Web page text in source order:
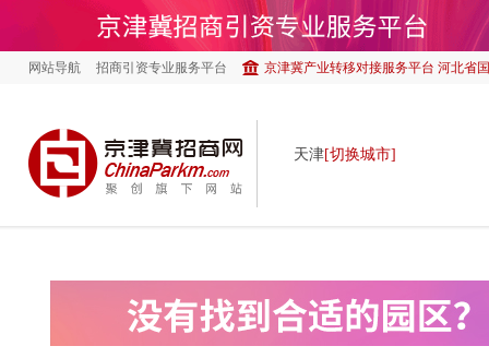
网站导航 招商引资专业服务平台 京津冀产业转移对接服务平台 河北省
天津[切换城市]